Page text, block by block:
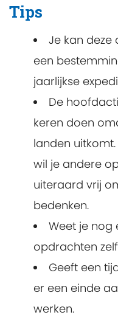
Tips
Je kan
een
jaarlijkse
De
keren doen
landen
wil je andere
uiteraard vrij
bedenken.
Weet je nog
opdrachten
Geeft een
er een einde
werken.